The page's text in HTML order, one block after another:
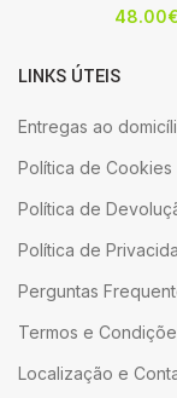
48.00€
LINKS ÚTEIS
Entregas ao
Política de Cookies
Política de
Política de
Perguntas
Termos e
Localização e